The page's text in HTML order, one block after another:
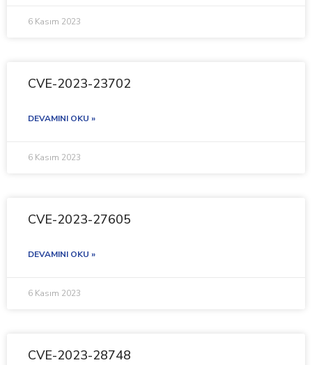
6 Kasım 2023
CVE-2023-23702
DEVAMINI OKU »
6 Kasım 2023
CVE-2023-27605
DEVAMINI OKU »
6 Kasım 2023
CVE-2023-28748